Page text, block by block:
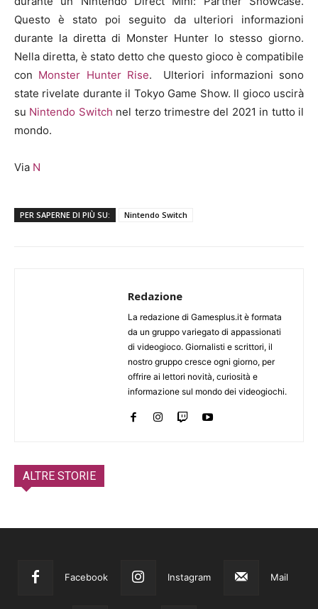
Questo è stato poi seguito da ulteriori informazioni
durante la diretta di Monster Hunter lo stesso giorno.
Nella diretta, è stato detto che questo gioco è compatibile
con Monster Hunter Rise. Ulteriori informazioni sono
state rivelate durante il Tokyo Game Show. Il gioco uscirà
su Nintendo Switch nel terzo trimestre del 2021 in tutto il
mondo.
Via N
PER SAPERNE DI PIÙ SU: Nintendo Switch
Redazione
La redazione di Gamesplus.it è formata
da un gruppo variegato di appassionati
di videogioco. Giornalisti e scrittori, il
nostro gruppo cresce ogni giorno, per
offrire ai lettori novità, curiosità e
informazione sul mondo dei videogiochi.
ALTRE STORIE
Facebook Instagram Mail